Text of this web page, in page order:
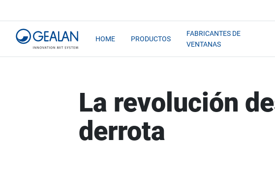
HOME PRODUCTOS
FABRICANTES DE
VENTANAS
La revolución
derrota